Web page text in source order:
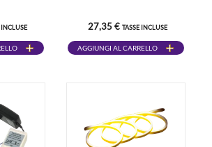
INCLUSE 27,35 € TASSE INCLUSE
AGGIUNGI AL CARRELLO